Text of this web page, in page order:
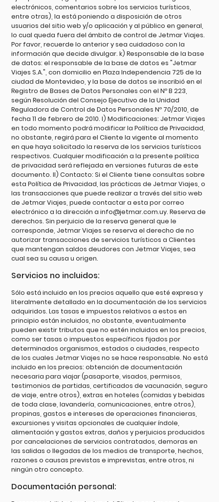
Servicios no incluidos:
Sólo está incluido en los precios aquello que esté expresa y
literalmente detallado en la documentación de los servicios
adquiridos. Las tasas e impuestos relativos a estos en
principio están incluidos, no obstante, eventualmente
pueden existir tributos que no estén incluidos en los precios,
como ser tasas o impuestos específicos fijados por
determinados organismos, estados o ciudades, respecto
de los cuales Jetmar Viajes no se hace responsable. No está
incluido en los precios: obtención de documentación
necesaria para viajar (pasaporte, visados, permisos,
testimonios de partidas, certificados de vacunación, seguro
de viaje, entre otros), extras en hoteles (comidas y bebidas
de toda clase, lavandería, comunicaciones, entre otros),
propinas, gastos e intereses de operaciones financieras,
excursiones y visitas opcionales de cualquier índole,
alimentación y gastos extras, daños y perjuicios producidos
por cancelaciones de servicios contratados, demoras en
las salidas o llegadas de los medios de transporte, hechos,
razones o causas previstas e imprevistas, entre otros, ni
ningún otro concepto.
Documentación personal: